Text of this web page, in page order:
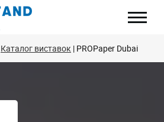
Каталог виставок PROPaper Dubai